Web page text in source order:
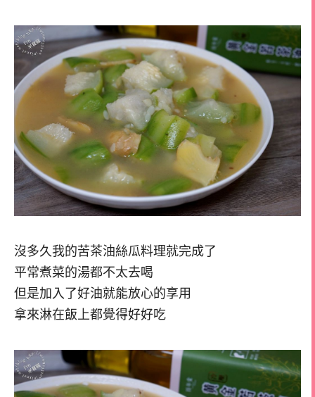
沒多久我的苦茶油絲瓜料理就完成了
平常煮菜的湯都不太去喝
但是加入了好油就能放心的享用
拿來淋在飯上都覺得好好吃